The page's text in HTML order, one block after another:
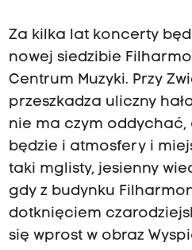
Za kilka lat koncerty
nowej siedzibie
Centrum Muzyki. Przy
przeszkadza uliczny
nie ma czym oddychać,
będzie i atmosfery i
taki mglisty, jesienny
gdy z budynku
dotknięciem
się wprost w obraz